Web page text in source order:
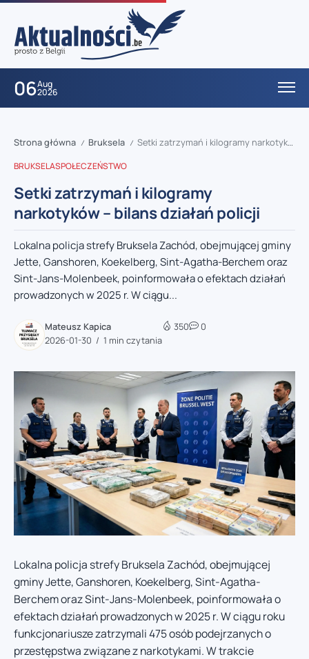
06Aug
2026
Strona główna / Bruksela / Setki zatrzymań i kilogramy narkotyków – bilans działań policji
BRUKSELASPOŁECZEŃSTWO
Setki zatrzymań i kilogramy
narkotyków – bilans działań policji
Lokalna policja strefy Bruksela Zachód, obejmującej gminy
Jette, Ganshoren, Koekelberg, Sint-Agatha-Berchem oraz
Sint-Jans-Molenbeek, poinformowała o efektach działań
prowadzonych w 2025 r. W ciągu...
Mateusz Kapica
2026-01-30
1 min czytania
350 0
Lokalna policja strefy Bruksela Zachód, obejmującej
gminy Jette, Ganshoren, Koekelberg, Sint-Agatha-
Berchem oraz Sint-Jans-Molenbeek, poinformowała o
efektach działań prowadzonych w 2025 r. W ciągu roku
funkcjonariusze zatrzymali 475 osób podejrzanych o
przestępstwa związane z narkotykami. W trakcie